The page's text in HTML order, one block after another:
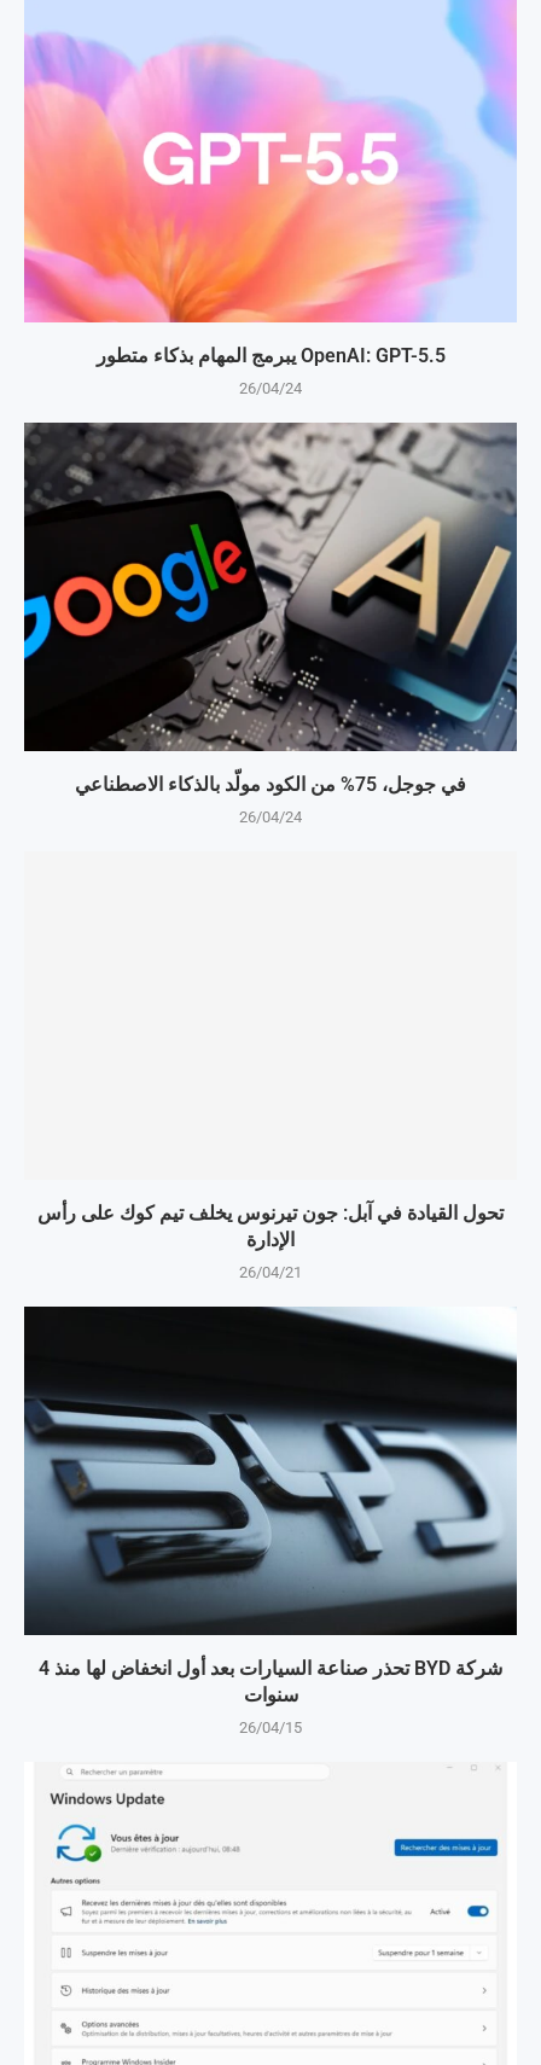
OpenAI: GPT-5.5 يبرمج المهام بذكاء متطور
26/04/24
في جوجل، 75% من الكود مولّد بالذكاء الاصطناعي
26/04/24
تحول القيادة في آبل: جون تيرنوس يخلف تيم كوك على رأس
الإدارة
26/04/21
شركة BYD تحذر صناعة السيارات بعد أول انخفاض لها منذ 4
سنوات
26/04/15